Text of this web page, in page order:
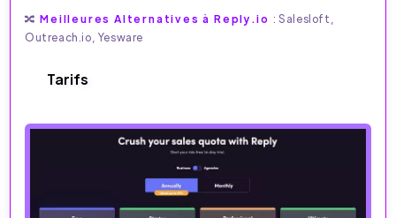
🔀 Meilleures Alternatives à Reply.io : Salesloft,
Outreach.io, Yesware
Tarifs